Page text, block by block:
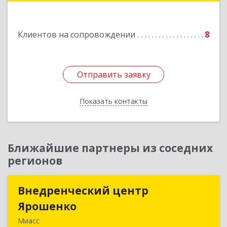
Клиентов на сопровождении 8
Отправить заявку
Показать контакты
Отправить заявку
Назад
Ближайшие партнеры из соседних
регионов
Внедренческий центр
Ярошенко
Миасс
Внедренческий центр